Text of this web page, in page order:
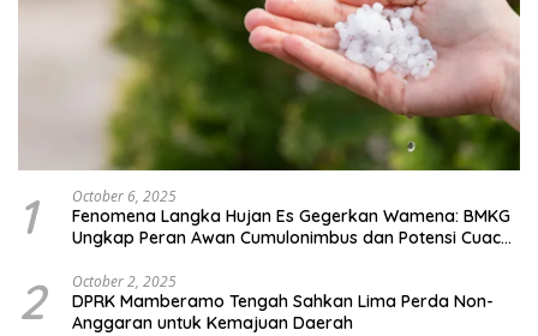
1 October 6, 2025
Fenomena Langka Hujan Es Gegerkan Wamena: BMKG
Ungkap Peran Awan Cumulonimbus dan Potensi Cuaca
2 October 2, 2025
DPRK Mamberamo Tengah Sahkan Lima Perda Non-
Anggaran untuk Kemajuan Daerah